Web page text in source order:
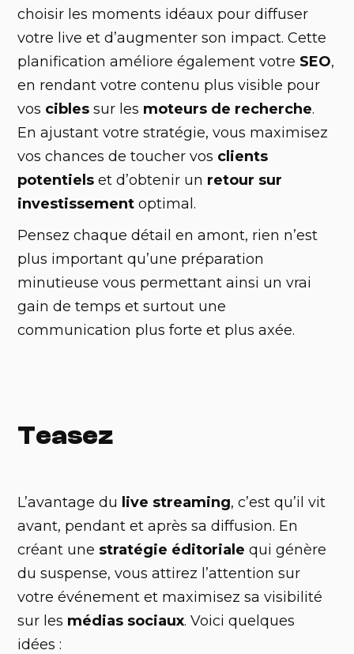
choisir les moments idéaux pour diffuser
votre live et d’augmenter son impact. Cette
planification améliore également votre SEO,
en rendant votre contenu plus visible pour
vos cibles sur les moteurs de recherche.
En ajustant votre stratégie, vous maximisez
vos chances de toucher vos clients
potentiels et d’obtenir un retour sur
investissement optimal.
‍Pensez chaque détail en amont, rien n’est
plus important qu’une préparation
minutieuse vous permettant ainsi un vrai
gain de temps et surtout une
communication plus forte et plus axée.
Teasez
L’avantage du live streaming, c’est qu’il vit
avant, pendant et après sa diffusion. En
créant une stratégie éditoriale qui génère
du suspense, vous attirez l’attention sur
votre événement et maximisez sa visibilité
sur les médias sociaux. Voici quelques
idées :